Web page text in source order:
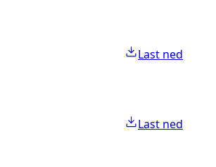
Last ned
Last ned